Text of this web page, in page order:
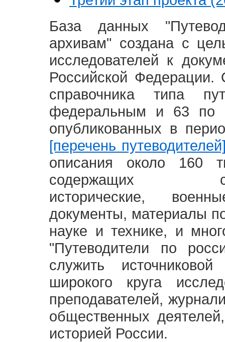
База данных
архивам" создана с
исследователей к
Российской
справочника типа
федеральным и 63 по
опубликованных в
[перечень
описания около 160
содержащих
исторические,
документы, материалы
науке и технике, и
"Путеводители по
служить
широкого круга
преподавателей,
общественных
историей России.